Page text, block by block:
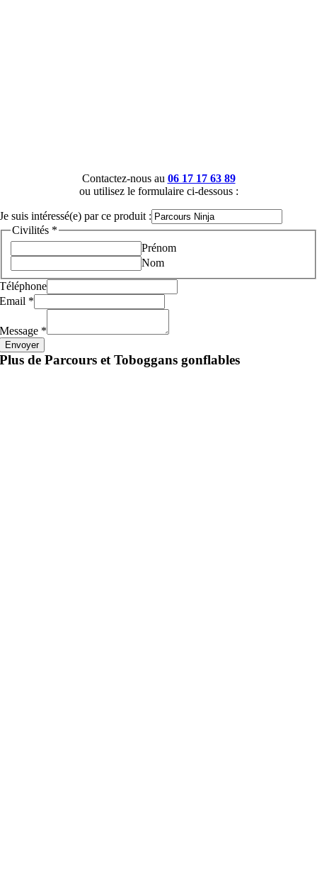
Contactez-nous au 06 17 17 63 89
ou utilisez le formulaire ci-dessous :
Je suis intéressé(e) par ce produit :
Civilités *
Prénom
Nom
Téléphone
Email *
Message *
Envoyer
Plus de Parcours et Toboggans gonflables